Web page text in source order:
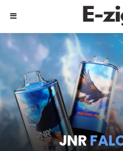
JNR